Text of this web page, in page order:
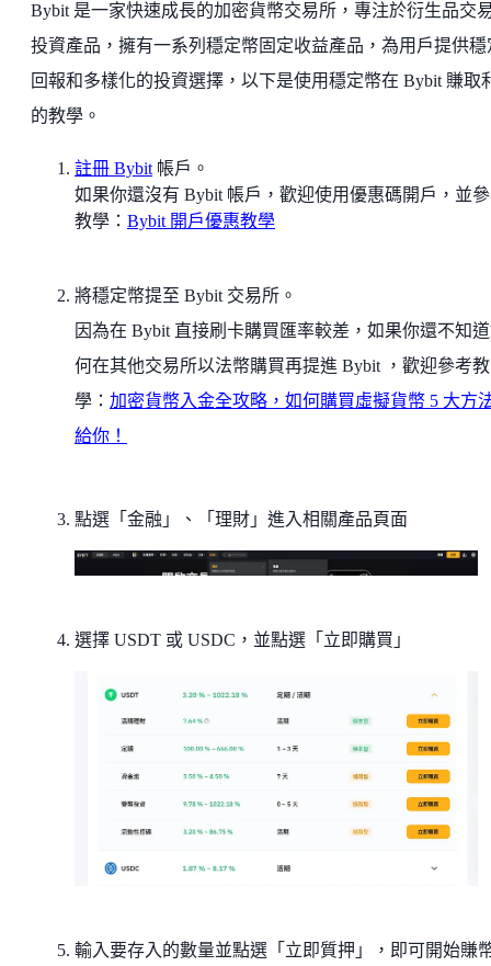
Bybit 是一家快速成長的加密貨幣交易所，專注於衍生品交
投資產品，擁有一系列穩定幣固定收益產品，為用戶提供穩
回報和多樣化的投資選擇，以下是使用穩定幣在 Bybit 賺取
的教學。
註冊 Bybit 帳戶。
如果你還沒有 Bybit 帳戶，歡迎使用優惠碼開戶，並
教學： Bybit 開戶優惠教學
將穩定幣提至 Bybit 交易所。
因為在 Bybit 直接刷卡購買匯率較差，如果你還不知
何在其他交易所以法幣購買再提進 Bybit ，歡迎參考教
學： 加密貨幣入金全攻略，如何購買虛擬貨幣 5 大方
給你！
點選「金融」、「理財」進入相關產品頁面
選擇 USDT 或 USDC，並點選「立即購買」
輸入要存入的數量並點選「立即質押」，即可開始賺